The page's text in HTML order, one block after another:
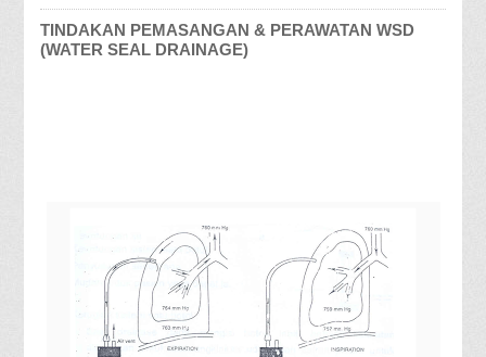
TINDAKAN PEMASANGAN & PERAWATAN WSD
(WATER SEAL DRAINAGE)